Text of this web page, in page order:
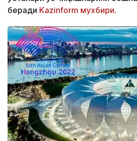
беради Kazinform мухбири.